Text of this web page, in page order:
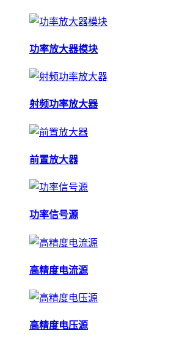
功率放大器模块
射频功率放大器
前置放大器
功率信号源
高精度电流源
高精度电压源